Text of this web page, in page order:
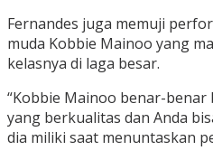
Fernandes juga memuji
muda Kobbie Mainoo yang
kelasnya di laga besar.
“Kobbie Mainoo benar-benar
yang berkualitas dan Anda
dia miliki saat menuntaskan